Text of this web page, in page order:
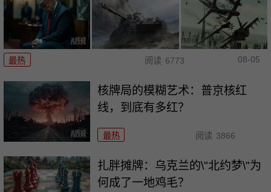
最热 阅读 6773 08-05
核牌局的模糊艺术：普京核红
线，到底有多红？
最热 阅读 3866
扎胖摊牌：乌克兰的\"北约梦\"为
何成了一地鸡毛？